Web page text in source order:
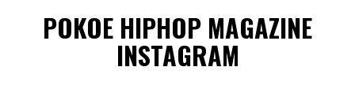
POKOE HIPHOP MAGAZINE
INSTAGRAM